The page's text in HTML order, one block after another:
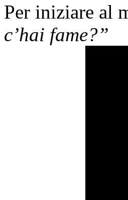
Per iniziare al
c’hai fame?”